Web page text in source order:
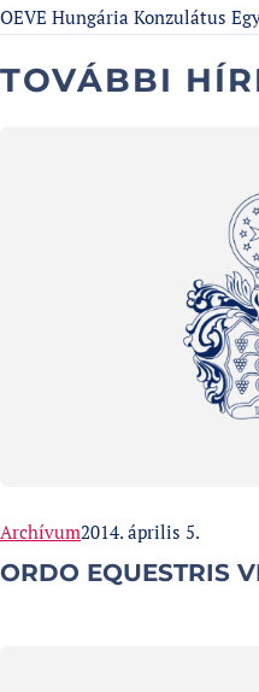
OEVE Hungária Konzulátus
TOVÁBBI
Categories:
ArchívumPublished at
2014. április 5.
ORDO EQUESTRIS